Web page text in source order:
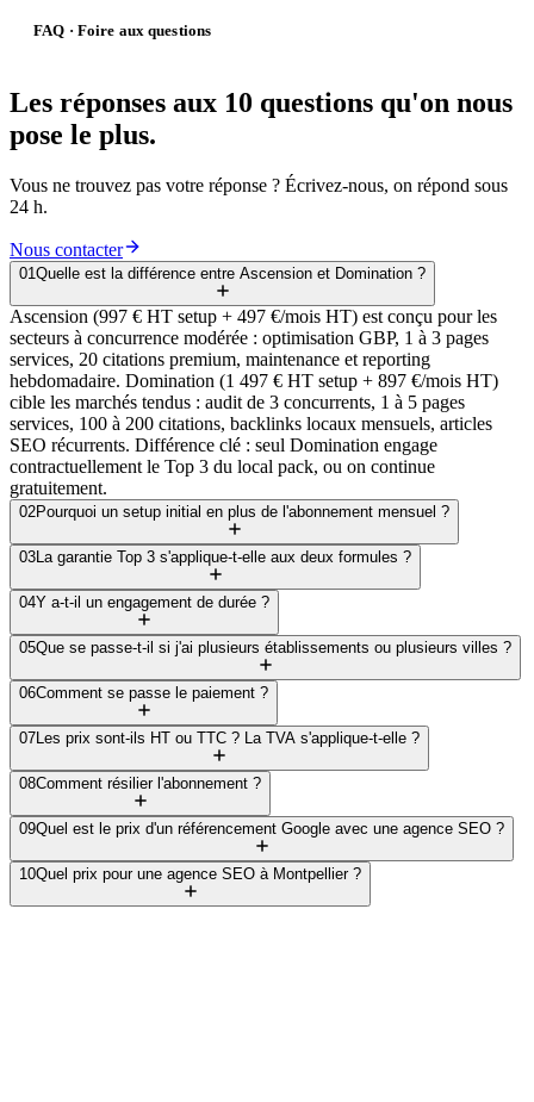
FAQ · Foire aux questions
Les réponses aux 10 questions qu'on nous
pose le plus.
Vous ne trouvez pas votre réponse ? Écrivez-nous, on répond sous
24 h.
Nous contacter
01Quelle est la différence entre Ascension et Domination ?
Ascension (997 € HT setup + 497 €/mois HT) est conçu pour les
secteurs à concurrence modérée : optimisation GBP, 1 à 3 pages
services, 20 citations premium, maintenance et reporting
hebdomadaire. Domination (1 497 € HT setup + 897 €/mois HT)
cible les marchés tendus : audit de 3 concurrents, 1 à 5 pages
services, 100 à 200 citations, backlinks locaux mensuels, articles
SEO récurrents. Différence clé : seul Domination engage
contractuellement le Top 3 du local pack, ou on continue
gratuitement.
02Pourquoi un setup initial en plus de l'abonnement mensuel ?
03La garantie Top 3 s'applique-t-elle aux deux formules ?
04Y a-t-il un engagement de durée ?
05Que se passe-t-il si j'ai plusieurs établissements ou plusieurs villes ?
06Comment se passe le paiement ?
07Les prix sont-ils HT ou TTC ? La TVA s'applique-t-elle ?
08Comment résilier l'abonnement ?
09Quel est le prix d'un référencement Google avec une agence SEO ?
10Quel prix pour une agence SEO à Montpellier ?